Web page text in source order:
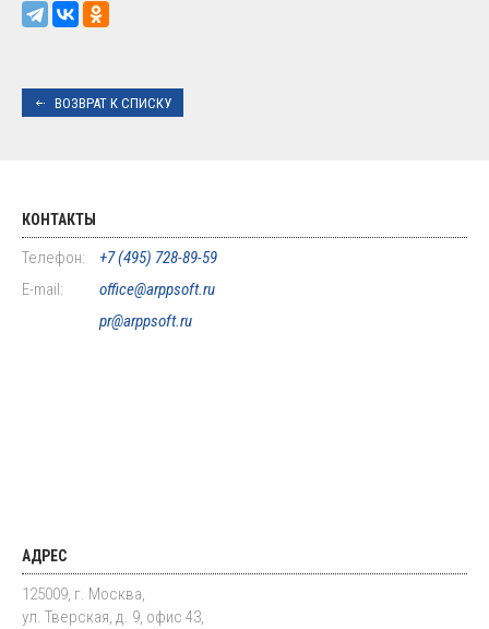
ВОЗВРАТ К СПИСКУ
КОНТАКТЫ
Телефон:
+7 (495) 728-89-59
E-mail:
office@arppsoft.ru
pr@arppsoft.ru
АДРЕС
125009, г. Москва,
ул. Тверская, д. 9, офис 43,